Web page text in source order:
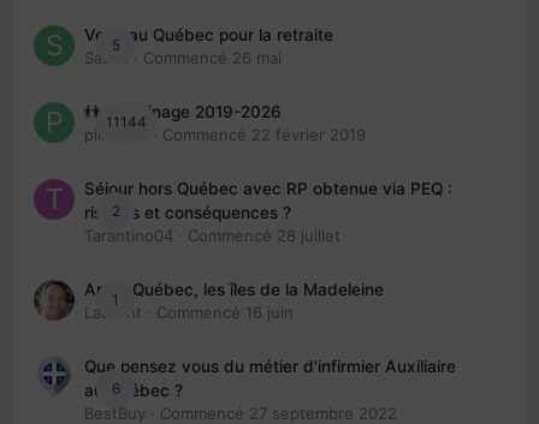
5
Venir au Québec pour la retraite
Sab74
· Commencé 26 mai
11144
👬 Parrainage 2019-2026
piinoush
· Commencé 22 février 2019
2
Séjour hors Québec avec RP obtenue via PEQ :
risques et conséquences ?
Tarantino04 · Commencé 28 juillet
1
Arte : Québec, les îles de la Madeleine
Laurent · Commencé 16 juin
6
Que pensez vous du métier d'infirmier Auxiliaire
au Québec ?
BestBuy · Commencé 27 septembre 2022